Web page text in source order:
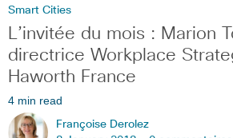
Smart Cities
L’invitée du mois : Marion
directrice Workplace
Haworth France
4 min read
Françoise Derolez